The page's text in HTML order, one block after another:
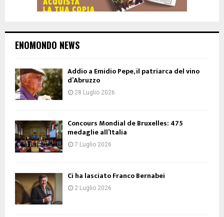
ENOMONDO NEWS
Addio a Emidio Pepe, il patriarca del vino
d’Abruzzo
28 Luglio 2026
Concours Mondial de Bruxelles: 475
medaglie all’Italia
7 Luglio 2026
Ci ha lasciato Franco Bernabei
2 Luglio 2026